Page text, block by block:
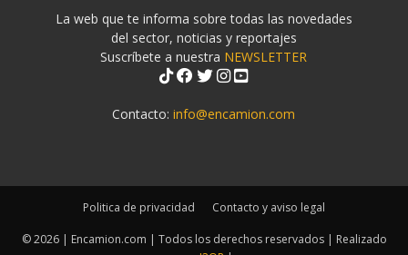
La web que te informa sobre todas las novedades
del sector, noticias y reportajes
Suscríbete a nuestra NEWSLETTER
Contacto:info@encamion.com
Politica de privacidad Contacto y aviso legal
© 2026 | Encamion.com | Todos los derechos reservados | Realizado